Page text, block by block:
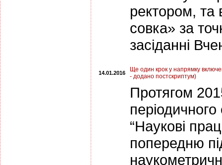
ректором, та
совка» за
засіданні
14.01.2016
Ще один крок у напрямку
- додано постскриптум)
Протягом
“Наукові
попередню